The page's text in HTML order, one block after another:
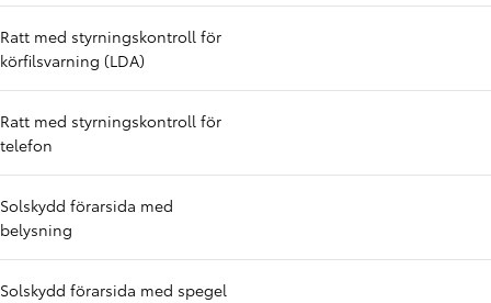
Ratt med styrningskontroll för
körfilsvarning (LDA)
Ratt med styrningskontroll för
telefon
Solskydd förarsida med
belysning
Solskydd förarsida med spegel